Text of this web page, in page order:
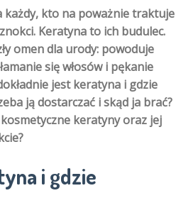
każdy, kto na poważnie traktuje
Keratyna to ich budulec.
omen dla urody: powoduje
się włosów i pękanie
jest keratyna i gdzie
ją dostarczać i skąd ja brać?
keratyny oraz jej
i gdzie